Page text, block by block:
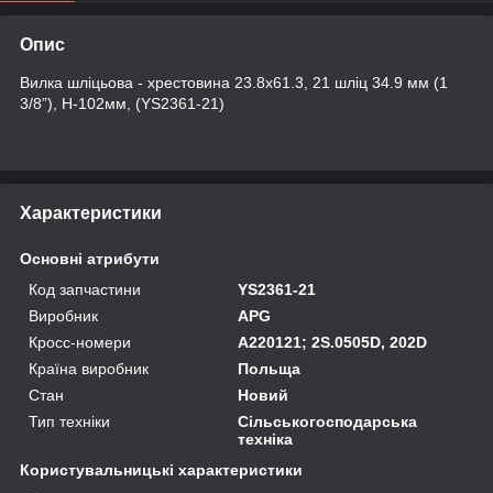
Опис
Вилка шліцьова - хрестовина 23.8х61.3, 21 шліц 34.9 мм (1
3/8”), H-102мм, (YS2361-21)
Характеристики
Основні атрибути
Код запчастини
YS2361-21
Виробник
APG
Кросс-номери
A220121; 2S.0505D, 202D
Країна виробник
Польща
Стан
Новий
Тип техніки
Сільськогосподарська
техніка
Користувальницькі характеристики